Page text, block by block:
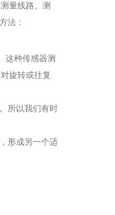
量线路。测
法：
这种传感器测
旋转或往复
所以我们有时
形成另一个适